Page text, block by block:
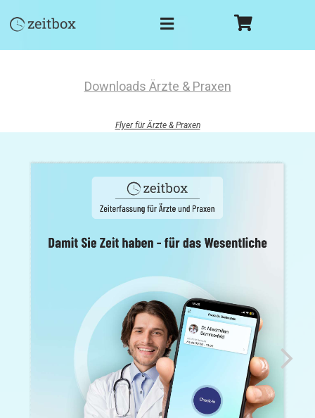
Downloads Ärzte & Praxen
Flyer für Ärzte & Praxen